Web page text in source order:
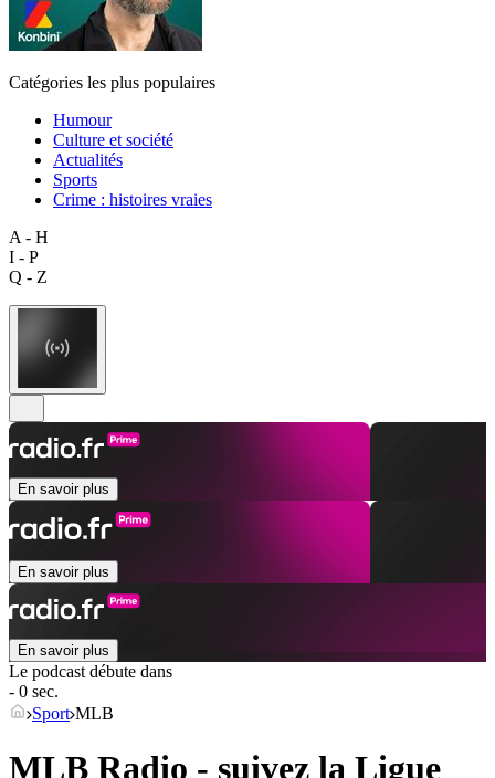
Catégories les plus populaires
Humour
Culture et société
Actualités
Sports
Crime : histoires vraies
A - H
I - P
Q - Z
En savoir plus
En savoir plus
En savoir plus
Le podcast débute dans
- 0 sec.
Sport MLB
MLB Radio - suivez la Ligue